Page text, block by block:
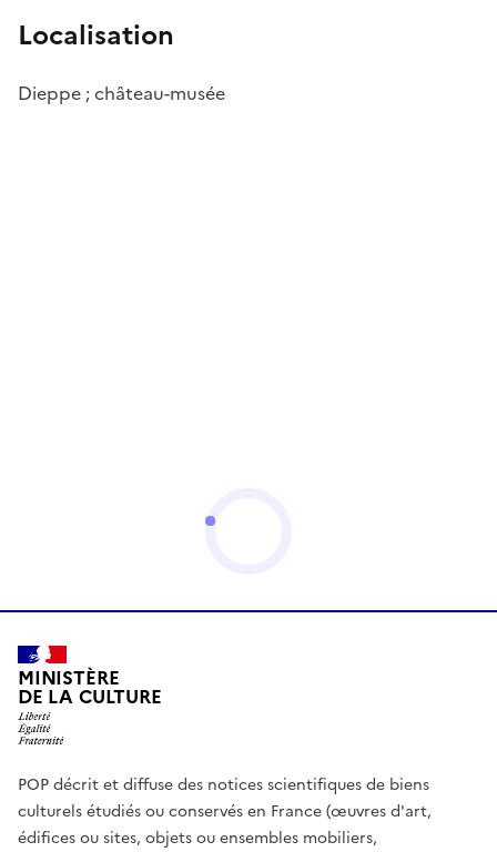
Localisation
Dieppe ; château-musée
MINISTÈRE
DE LA CULTURE
POP décrit et diffuse des notices scientifiques de biens
culturels étudiés ou conservés en France (œuvres d'art,
édifices ou sites, objets ou ensembles mobiliers,